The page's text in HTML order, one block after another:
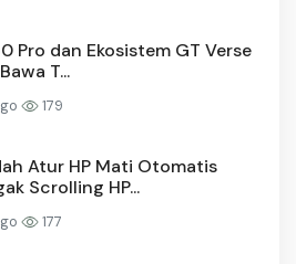
Pro dan Ekosistem GT Verse
T...
179
Atur HP Mati Otomatis
Scrolling HP...
177